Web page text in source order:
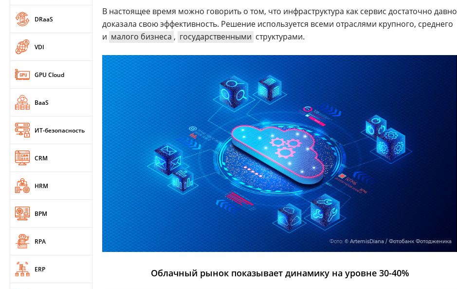
DRaaS
VDI
GPU Cloud
BaaS
ИТ-безопасность
CRM
HRM
BPM
RPA
ERP
В настоящее время можно говорить о том, что инфраструктура как сервис достаточно давно
доказала свою эффективность. Решение используется всеми отраслями крупного, среднего
и малого бизнеса , государственными структурами.
Фото:© ArtemisDiana / Фотобанк Фотодженика
Облачный рынок показывает динамику на уровне 30-40%